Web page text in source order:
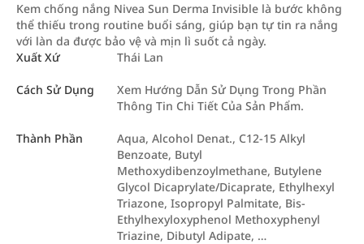
Kem chống nắng Nivea Sun Derma Invisible là bước không
thể thiếu trong routine buổi sáng, giúp bạn tự tin ra nắng
với làn da được bảo vệ và mịn lì suốt cả ngày.
Xuất Xứ
Thái Lan
Cách Sử Dụng
Xem Hướng Dẫn Sử Dụng Trong Phần
Thông Tin Chi Tiết Của Sản Phẩm.
Thành Phần
Aqua, Alcohol Denat., C12-15 Alkyl
Benzoate, Butyl
Methoxydibenzoylmethane, Butylene
Glycol Dicaprylate/Dicaprate, Ethylhexyl
Triazone, Isopropyl Palmitate, Bis-
Ethylhexyloxyphenol Methoxyphenyl
Triazine, Dibutyl Adipate, …